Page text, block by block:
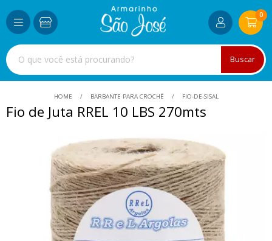
Buscar
0
HOME BARBANTE PARA CROCHÊ FIO-DE-SISAL
Fio de Juta RREL 10 LBS 270mts